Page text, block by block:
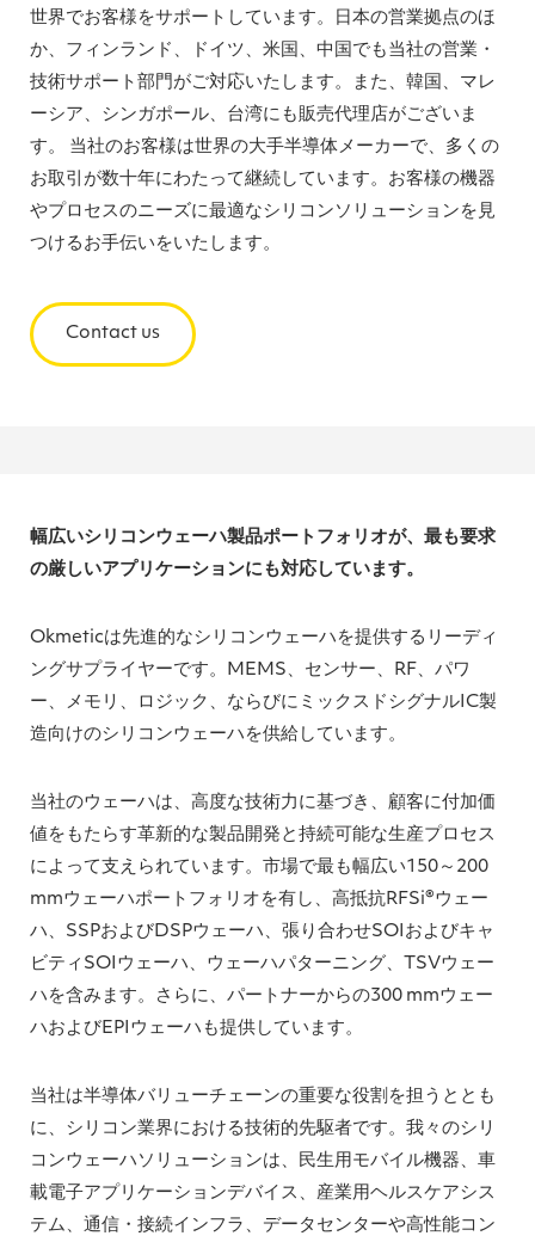
世界でお客様をサポートしています。日本の営業拠点のほ
か、フィンランド、ドイツ、米国、中国でも当社の営業・
技術サポート部門がご対応いたします。また、韓国、マレ
ーシア、シンガポール、台湾にも販売代理店がございま
す。 当社のお客様は世界の大手半導体メーカーで、多くの
お取引が数十年にわたって継続しています。お客様の機器
やプロセスのニーズに最適なシリコンソリューションを見
つけるお手伝いをいたします。
Contact us
幅広いシリコンウェーハ製品ポートフォリオが、最も要求
の厳しいアプリケーションにも対応しています。
Okmeticは先進的なシリコンウェーハを提供するリーディ
ングサプライヤーです。MEMS、センサー、RF、パワ
ー、メモリ、ロジック、ならびにミックスドシグナルIC製
造向けのシリコンウェーハを供給しています。
当社のウェーハは、高度な技術力に基づき、顧客に付加価
値をもたらす革新的な製品開発と持続可能な生産プロセス
によって支えられています。市場で最も幅広い150～200
mmウェーハポートフォリオを有し、高抵抗RFSi®ウェー
ハ、SSPおよびDSPウェーハ、張り合わせSOIおよびキャ
ビティSOIウェーハ、ウェーハパターニング、TSVウェー
ハを含みます。さらに、パートナーからの300 mmウェー
ハおよびEPIウェーハも提供しています。
当社は半導体バリューチェーンの重要な役割を担うととも
に、シリコン業界における技術的先駆者です。我々のシリ
コンウェーハソリューションは、民生用モバイル機器、車
載電子アプリケーションデバイス、産業用ヘルスケアシス
テム、通信・接続インフラ、データセンターや高性能コン